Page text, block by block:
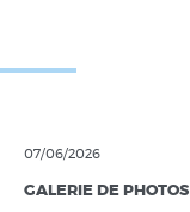
07/06/2026
GALERIE DE PHOTOS